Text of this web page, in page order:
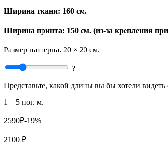
Ширина ткани: 160 см.
Ширина принта: 150 см. (из-за крепления
Размер паттерна: 20 × 20 см.
?
Представьте, какой длины вы бы хотели видеть
1 – 5 пог. м.
2590₽-19%
2100 ₽